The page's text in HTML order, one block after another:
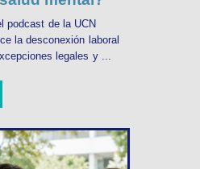
podcast de la UCN
la desconexión laboral
legales y ...